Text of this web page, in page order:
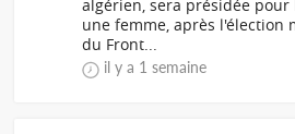
algérien, sera présidée
une femme, après l'élection
du Front...
il y a 1 semaine